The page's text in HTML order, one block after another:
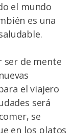
el mundo
es una
ser de mente
el viajero
será
se
en los platos